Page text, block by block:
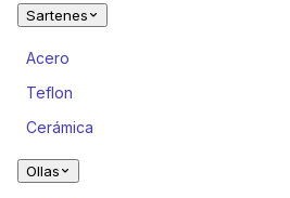
Sartenes
Acero
Teflon
Cerámica
Ollas